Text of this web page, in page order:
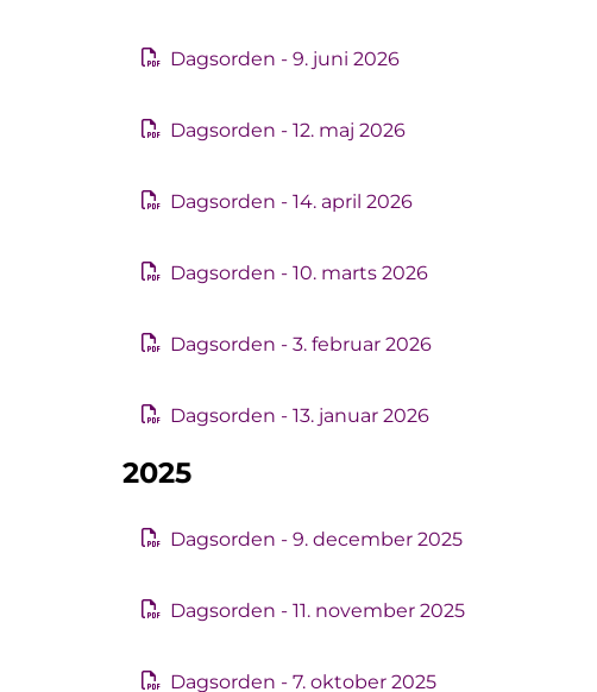
Dagsorden - 9. juni 2026
Dagsorden - 12. maj 2026
Dagsorden - 14. april 2026
Dagsorden - 10. marts 2026
Dagsorden - 3. februar 2026
Dagsorden - 13. januar 2026
2025
Dagsorden - 9. december 2025
Dagsorden - 11. november 2025
Dagsorden - 7. oktober 2025